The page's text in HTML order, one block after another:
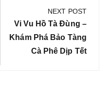
NEXT POST
Next
Post:
Vi Vu Hồ Tà Đùng –
Khám Phá Bảo Tàng
Cà Phê Dịp Tết